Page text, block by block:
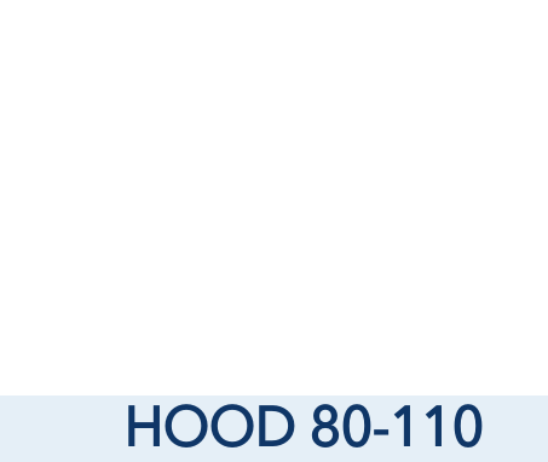
HOOD 80-110